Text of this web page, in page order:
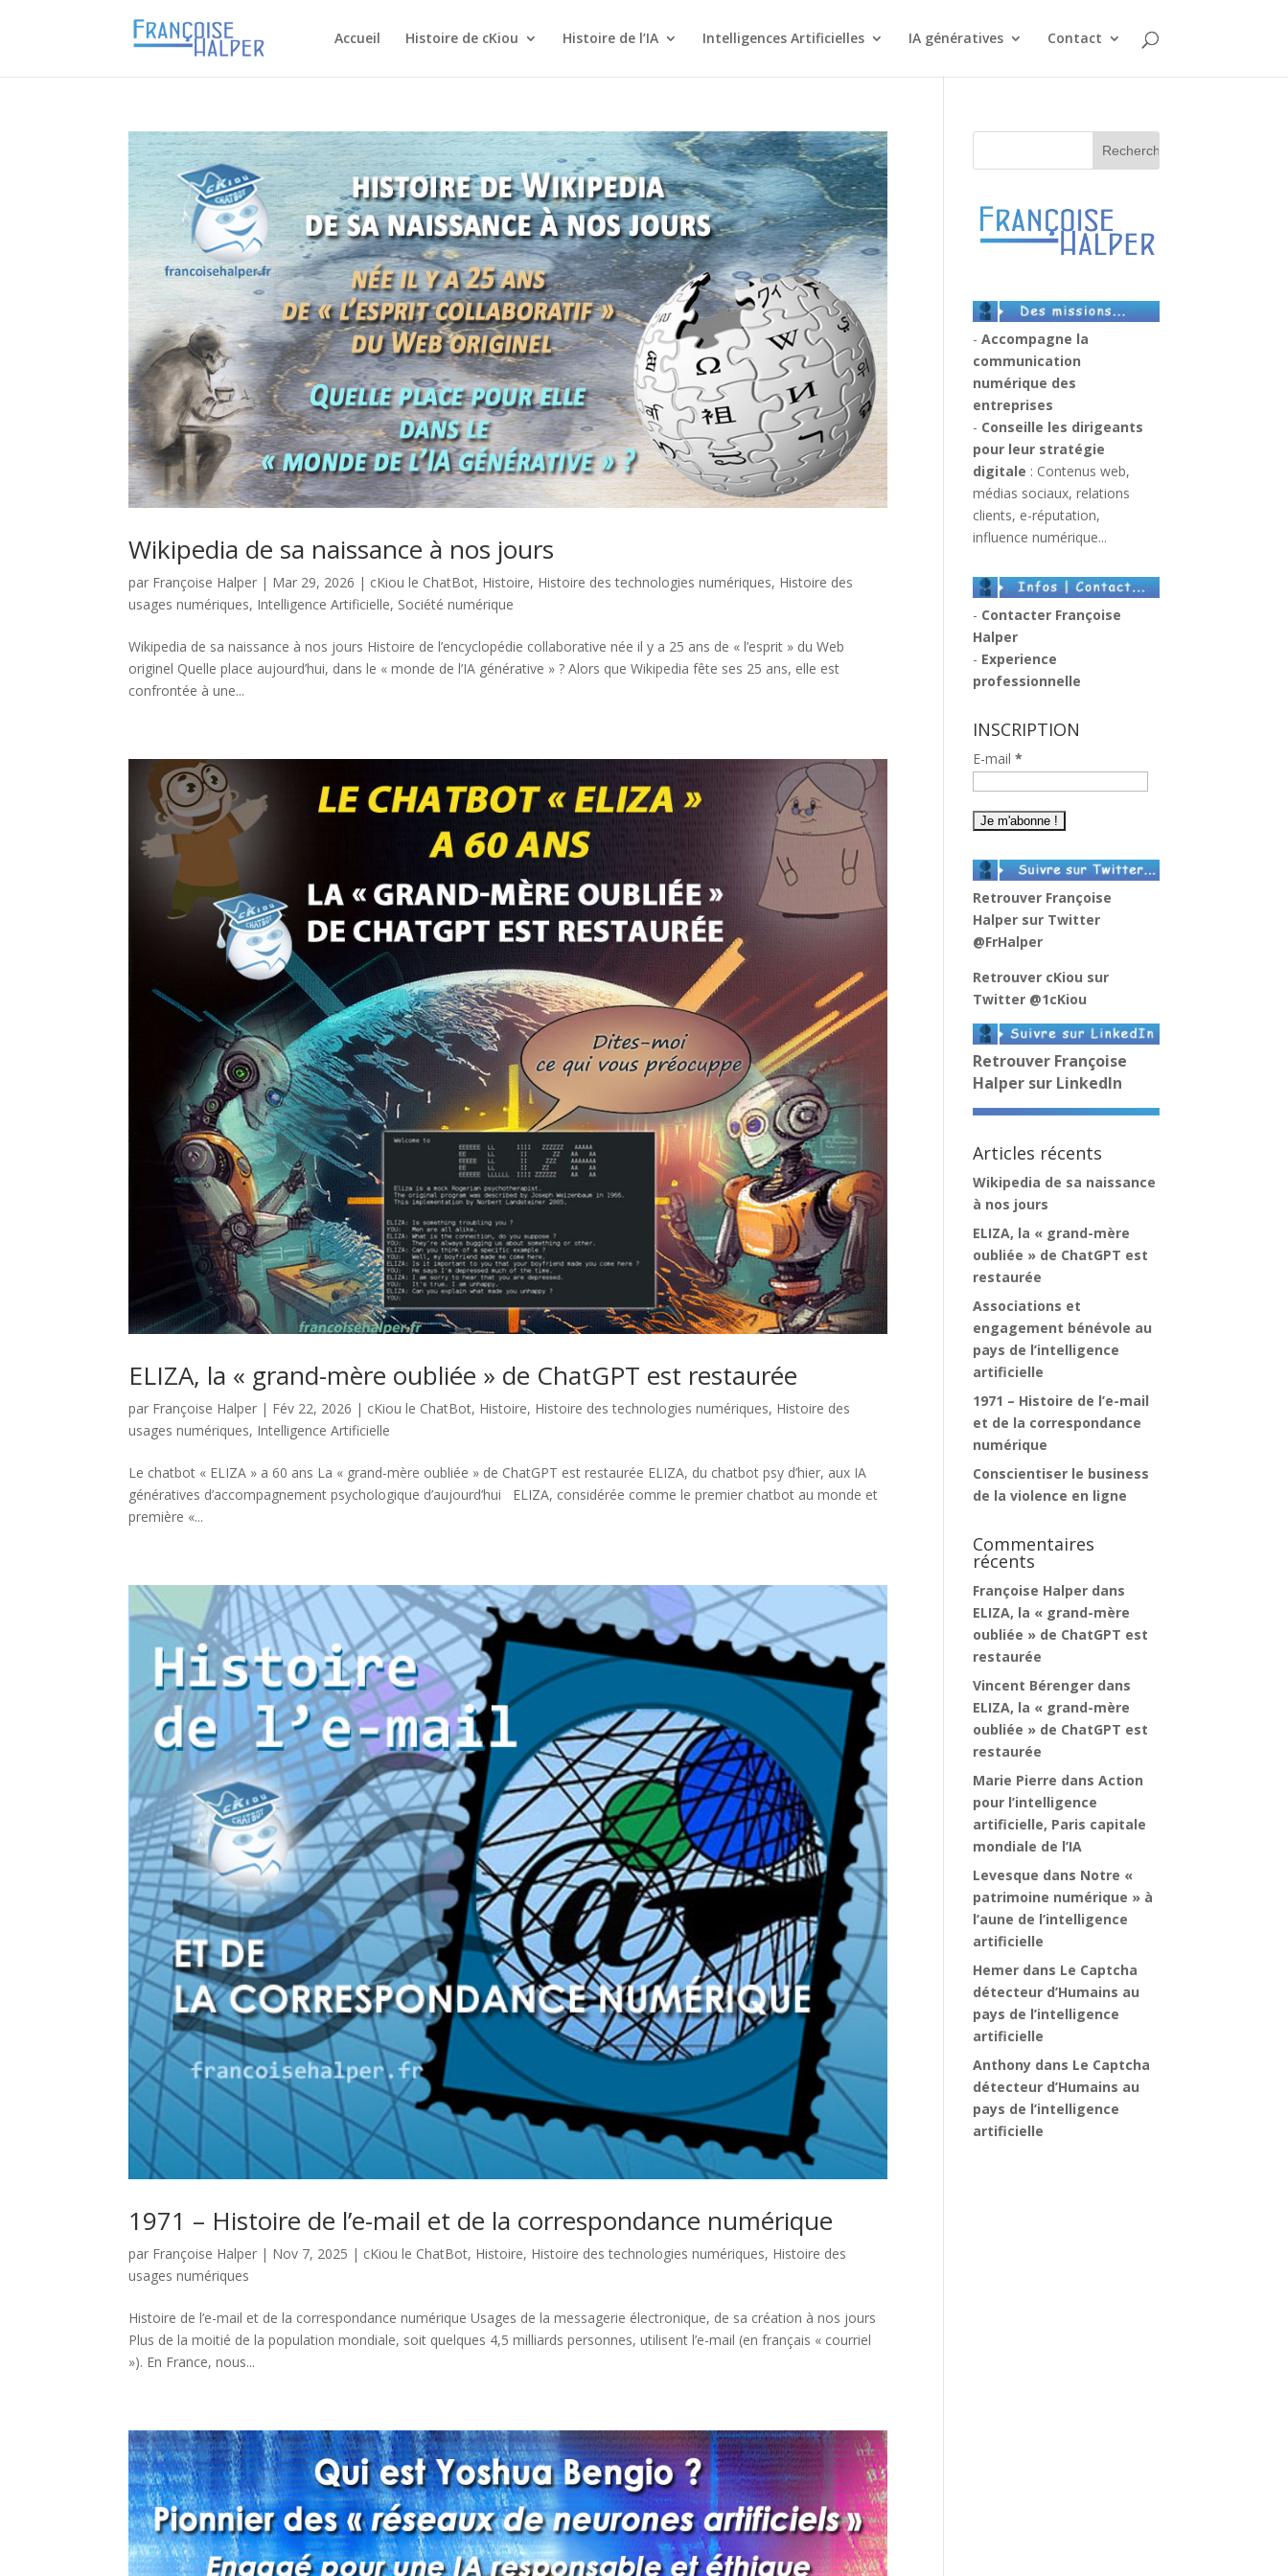
Accueil Histoire de cKiou Histoire de l’IA Intelligences Artificielles IA génératives Contact
Wikipedia de sa naissance à nos jours
par Françoise Halper | Mar 29, 2026 | cKiou le ChatBot, Histoire, Histoire des technologies numériques, Histoire des
usages numériques, Intelligence Artificielle, Société numérique
Wikipedia de sa naissance à nos jours Histoire de l’encyclopédie collaborative née il y a 25 ans de « l’esprit » du Web
originel Quelle place aujourd’hui, dans le « monde de l’IA générative » ? Alors que Wikipedia fête ses 25 ans, elle est
confrontée à une...
ELIZA, la « grand-mère oubliée » de ChatGPT est restaurée
par Françoise Halper | Fév 22, 2026 | cKiou le ChatBot, Histoire, Histoire des technologies numériques, Histoire des
usages numériques, Intelligence Artificielle
Le chatbot « ELIZA » a 60 ans La « grand-mère oubliée » de ChatGPT est restaurée ELIZA, du chatbot psy d’hier, aux IA
génératives d’accompagnement psychologique d’aujourd’hui ELIZA, considérée comme le premier chatbot au monde et
première «...
1971 – Histoire de l’e-mail et de la correspondance numérique
par Françoise Halper | Nov 7, 2025 | cKiou le ChatBot, Histoire, Histoire des technologies numériques, Histoire des
usages numériques
Histoire de l’e-mail et de la correspondance numérique Usages de la messagerie électronique, de sa création à nos jours
Plus de la moitié de la population mondiale, soit quelques 4,5 milliards personnes, utilisent l’e-mail (en français « courriel
»). En France, nous...
-Accompagne la
communication
numérique des
entreprises
- Conseille les dirigeants
pour leur stratégie
digitale : Contenus web,
médias sociaux, relations
clients, e-réputation,
influence numérique...
- Contacter Françoise
Halper
- Experience
professionnelle
INSCRIPTION
E-mail*
Retrouver Françoise
Halper sur Twitter
@FrHalper
Retrouver cKiou sur
Twitter @1cKiou
Retrouver Françoise
Halper sur LinkedIn
Articles récents
Wikipedia de sa naissance
à nos jours
ELIZA, la « grand-mère
oubliée » de ChatGPT est
restaurée
Associations et
engagement bénévole au
pays de l’intelligence
artificielle
1971 – Histoire de l’e-mail
et de la correspondance
numérique
Conscientiser le business
de la violence en ligne
Commentaires
récents
Françoise Halper dans
ELIZA, la « grand-mère
oubliée » de ChatGPT est
restaurée
Vincent Bérenger dans
ELIZA, la « grand-mère
oubliée » de ChatGPT est
restaurée
Marie Pierre dansAction
pour l’intelligence
artificielle, Paris capitale
mondiale de l’IA
Levesque dans Notre «
patrimoine numérique » à
l’aune de l’intelligence
artificielle
Hemer dans Le Captcha
détecteur d’Humains au
pays de l’intelligence
artificielle
Anthony dans Le Captcha
détecteur d’Humains au
pays de l’intelligence
artificielle